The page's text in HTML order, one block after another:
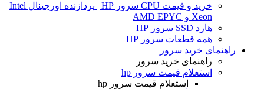
خرید و قیمت CPU سرور HP | پردازنده اورجینال Intel
Xeon و AMD EPYC
هارد SSD سرور HP
همه قطعات سرور HP
راهنمای خرید سرور
راهنمای خرید سرور
استعلام قیمت سرور hp
استعلام قیمت سرور hp